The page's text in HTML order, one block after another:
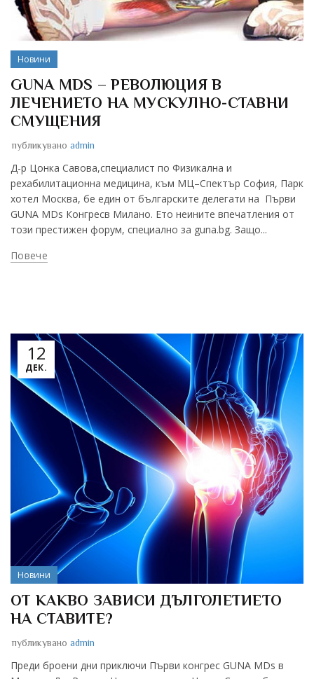
Новини
GUNA MDS – РЕВОЛЮЦИЯ В
ЛЕЧЕНИЕТО НА МУСКУЛНО-СТАВНИ
СМУЩЕНИЯ
публикувано admin
Д-р Цонка Савова,специалист по Физикална и
рехабилитационна медицина, към МЦ–Спектър София, Парк
хотел Москва, бе един от българските делегати на Първи
GUNA MDs Конгресв Милано. Ето неините впечатления от
този престижен форум, специално за guna.bg. Защо...
Повече
12
ДЕК.
Новини
ОТ КАКВО ЗАВИСИ ДЪЛГОЛЕТИЕТО
НА СТАВИТЕ?
публикувано admin
Преди броени дни приключи Първи конгрес GUNA MDs в